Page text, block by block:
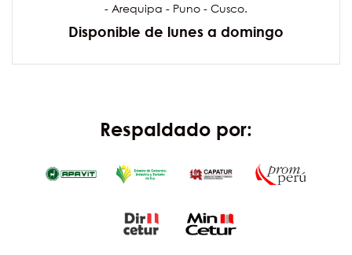
- Arequipa - Puno - Cusco.
Disponible de lunes a domingo
Respaldado por: